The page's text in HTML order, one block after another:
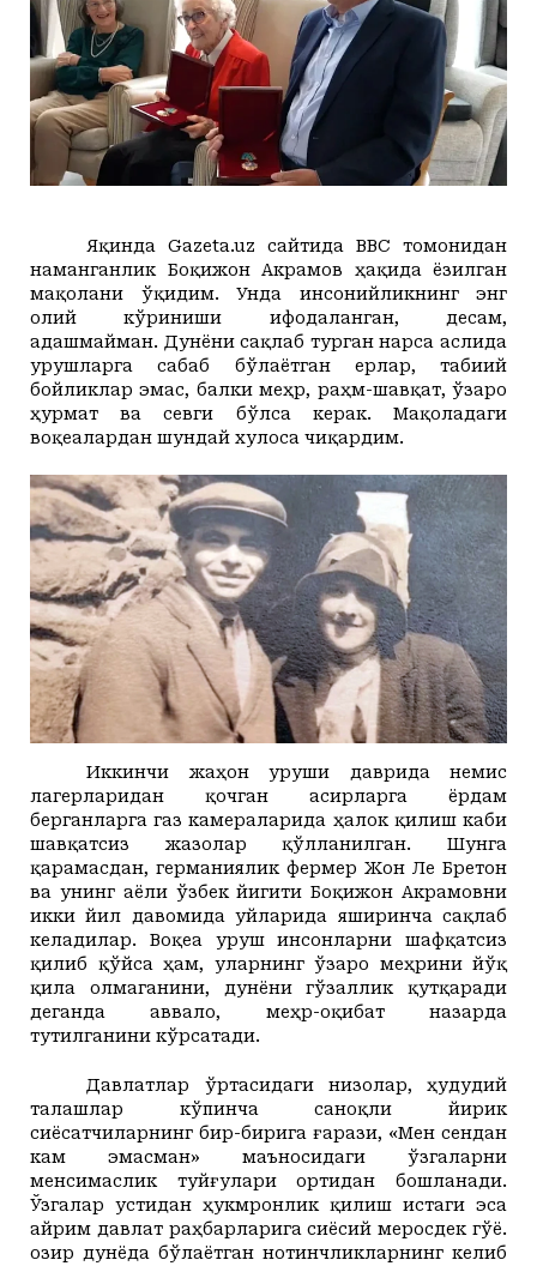
Маданият ва маърифат
КУТУБХОНА
Адабиёт
Илмий ишлар
Мақолалар
Касаба фаоллари учун қўлланмалар
БОШҚАЛАР
Суратлар сўзлаганда...
Колумнистлар
Ўзбекистон журналистлари
Toshkent
Shahar
Hozir
+19C
04:00
+18C
05:00
+18 C
07:00
+19 C
08:00
+24
O'z
Кириш
Payshanba, 06 +19 +20
Juma, 07 +20
Shanba, 08 +20
Yakshanba, 09 +20
Dushanba, 10 +20
Seshanba, 11 +23 +20
Chorshanba, 12 +22 +20
Яқинда Gazeta.uz сайтида BBC томонидан
наманганлик Боқижон Акрамов ҳақида ёзилган
мақолани ўқидим. Унда инсонийликнинг энг
олий кўриниши ифодаланган, десам,
адашмайман. Дунёни сақлаб турган нарса аслида
урушларга сабаб бўлаётган ерлар, табиий
бойликлар эмас, балки меҳр, раҳм-шавқат, ўзаро
ҳурмат ва севги бўлса керак. Мақоладаги
воқеалардан шундай хулоса чиқардим.
Иккинчи жаҳон уруши даврида немис
лагерларидан қочган асирларга ёрдам
берганларга газ камераларида ҳалок қилиш каби
шавқатсиз жазолар қўлланилган. Шунга
қарамасдан, германиялик фермер Жон Ле Бретон
ва унинг аёли ўзбек йигити Боқижон Акрамовни
икки йил давомида уйларида яширинча сақлаб
келадилар. Воқеа уруш инсонларни шафқатсиз
қилиб қўйса ҳам, уларнинг ўзаро меҳрини йўқ
қила олмаганини, дунёни гўзаллик қутқаради
деганда аввало, меҳр-оқибат назарда
тутилганини кўрсатади.
Давлатлар ўртасидаги низолар, ҳудудий
талашлар кўпинча саноқли йирик
сиёсатчиларнинг бир-бирига ғарази, «Мен сендан
кам эмасман» маъносидаги ўзгаларни
менсимаслик туйғулари ортидан бошланади.
Ўзгалар устидан ҳукмронлик қилиш истаги эса
айрим давлат раҳбарларига сиёсий меросдек гўё.
Ҳозир дунёда бўлаётган нотинчликларнинг келиб